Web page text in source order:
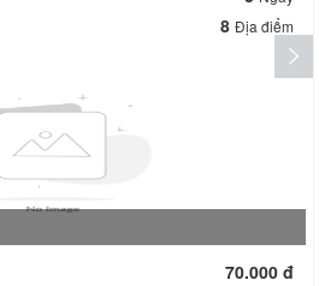
8 Địa điểm
70.000 đ